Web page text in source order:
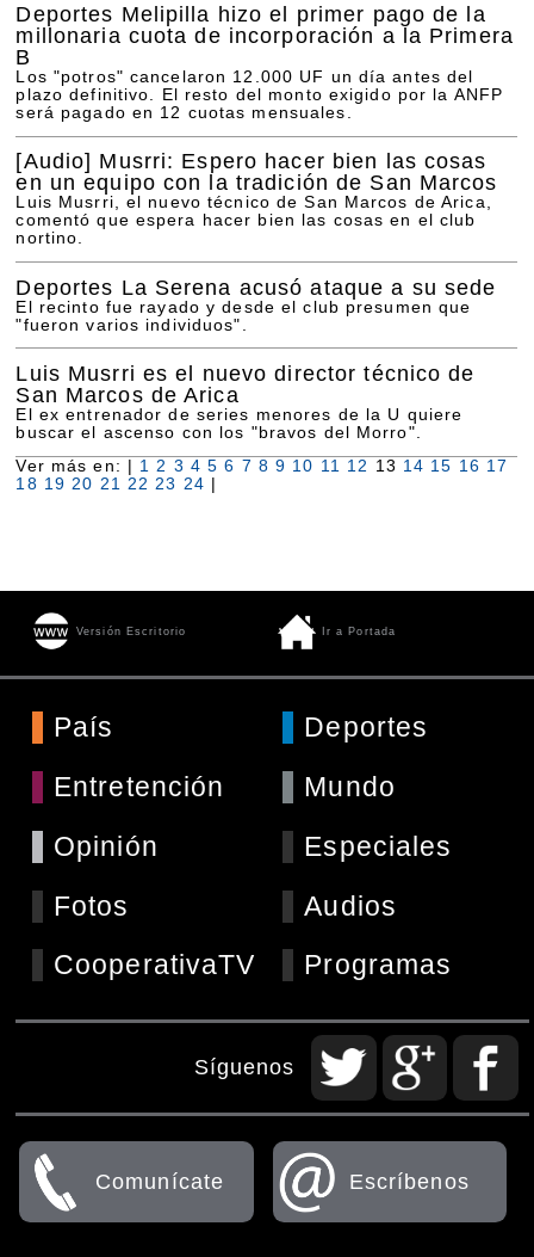
Deportes Melipilla hizo el primer pago de la
millonaria cuota de incorporación a la Primera
B
Los "potros" cancelaron 12.000 UF un día antes del
plazo definitivo. El resto del monto exigido por la ANFP
será pagado en 12 cuotas mensuales.
[Audio] Musrri: Espero hacer bien las cosas
en un equipo con la tradición de San Marcos
Luis Musrri, el nuevo técnico de San Marcos de Arica,
comentó que espera hacer bien las cosas en el club
nortino.
Deportes La Serena acusó ataque a su sede
El recinto fue rayado y desde el club presumen que
"fueron varios individuos".
Luis Musrri es el nuevo director técnico de
San Marcos de Arica
El ex entrenador de series menores de la U quiere
buscar el ascenso con los "bravos del Morro".
Ver más en: | 1 2 3 4 5 6 7 8 9 10 11 12 13 14 15 16 17
18 19 20 21 22 23 24 |
Versión Escritorio Ir a Portada
País
Deportes
Entretención
Mundo
Opinión
Especiales
Fotos
Audios
CooperativaTV
Programas
Síguenos
Comunícate Escríbenos